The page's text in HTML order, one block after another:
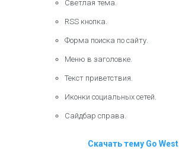
Светлая тема.
RSS кнопка.
Форма поиска по сайту.
Меню в заголовке.
Текст приветствия.
Иконки социальных сетей.
Сайдбар справа.
Скачать тему Go West